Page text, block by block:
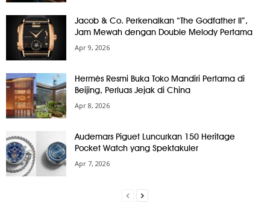
Jacob & Co. Perkenalkan “The Godfather II”,
Jam Mewah dengan Double Melody Pertama
Apr 9, 2026
Hermès Resmi Buka Toko Mandiri Pertama di
Beijing, Perluas Jejak di China
Apr 8, 2026
Audemars Piguet Luncurkan 150 Heritage
Pocket Watch yang Spektakuler
Apr 7, 2026